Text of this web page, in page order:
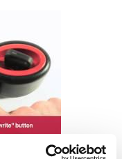
de